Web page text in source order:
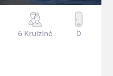
6 Kruizinė 0